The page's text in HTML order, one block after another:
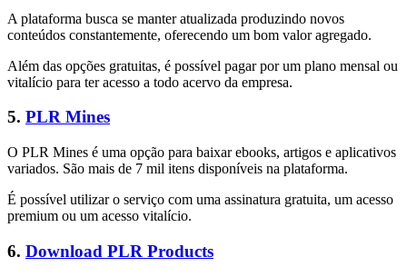
A plataforma busca se manter atualizada produzindo novos
conteúdos constantemente, oferecendo um bom valor agregado.
Além das opções gratuitas, é possível pagar por um plano mensal ou
vitalício para ter acesso a todo acervo da empresa.
5. PLR Mines
O PLR Mines é uma opção para baixar ebooks, artigos e aplicativos
variados. São mais de 7 mil itens disponíveis na plataforma.
É possível utilizar o serviço com uma assinatura gratuita, um acesso
premium ou um acesso vitalício.
6. Download PLR Products